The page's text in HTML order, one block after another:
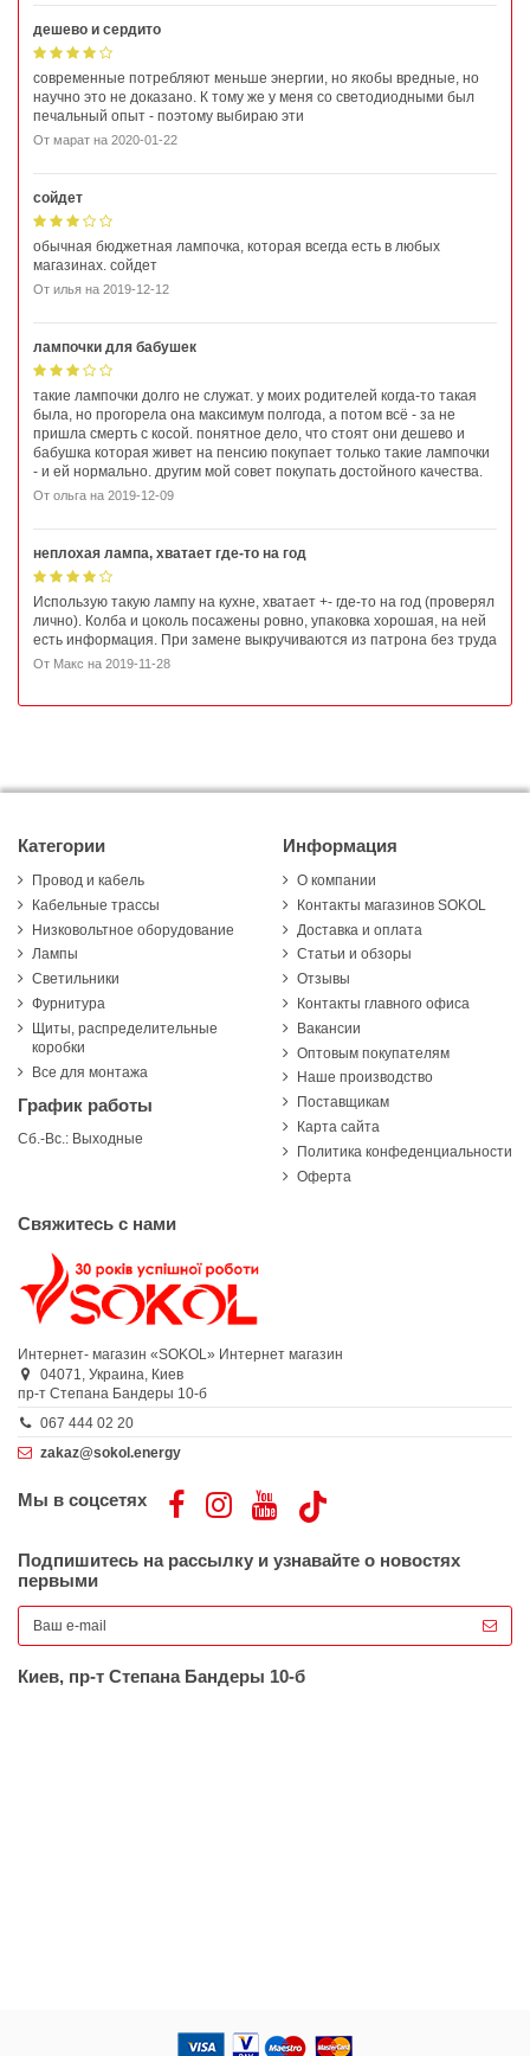
дешево и сердито
современные потребляют меньше энергии, но якобы вредные, но
научно это не доказано. К тому же у меня со светодиодными был
печальный опыт - поэтому выбираю эти
От марат на 2020-01-22
сойдет
обычная бюджетная лампочка, которая всегда есть в любых
магазинах. сойдет
От илья на 2019-12-12
лампочки для бабушек
такие лампочки долго не служат. у моих родителей когда-то такая
была, но прогорела она максимум полгода, а потом всё - за не
пришла смерть с косой. понятное дело, что стоят они дешево и
бабушка которая живет на пенсию покупает только такие лампочки
- и ей нормально. другим мой совет покупать достойного качества.
От ольга на 2019-12-09
неплохая лампа, хватает где-то на год
Использую такую лампу на кухне, хватает +- где-то на год (проверял
лично). Колба и цоколь посажены ровно, упаковка хорошая, на ней
есть информация. При замене выкручиваются из патрона без труда
От Макс на 2019-11-28
Категории
Провод и кабель
Кабельные трассы
Низковольтное оборудование
Лампы
Светильники
Фурнитура
Щиты, распределительные
коробки
Все для монтажа
График работы
Сб.-Вс.: Выходные
Информация
О компании
Контакты магазинов SOKOL
Доставка и оплата
Статьи и обзоры
Отзывы
Контакты главного офиса
Вакансии
Оптовым покупателям
Наше производство
Поставщикам
Карта сайта
Политика конфеденциальности
Оферта
Свяжитесь с нами
Интернет- магазин «SOKOL» Интернет магазин
04071, Украина, Киев
пр-т Степана Бандеры 10-б
067 444 02 20
zakaz@sokol.energy
Мы в соцсетях
Подпишитесь на рассылку и узнавайте о новостях
первыми
Киев, пр-т Степана Бандеры 10-б